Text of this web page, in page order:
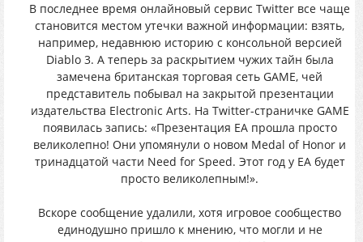
В последнее время онлайновый сервис Twitter все чаще
становится местом утечки важной информации: взять,
например, недавнюю историю с консольной версией
Diablo 3. А теперь за раскрытием чужих тайн была
замечена британская торговая сеть GAME, чей
представитель побывал на закрытой презентации
издательства Electronic Arts. На Twitter-страничке GAME
появилась запись: «Презентация EA прошла просто
великолепно! Они упомянули о новом Medal of Honor и
тринадцатой части Need for Speed. Этот год у EA будет
просто великолепным!».
Вскоре сообщение удалили, хотя игровое сообщество
единодушно пришло к мнению, что могли и не